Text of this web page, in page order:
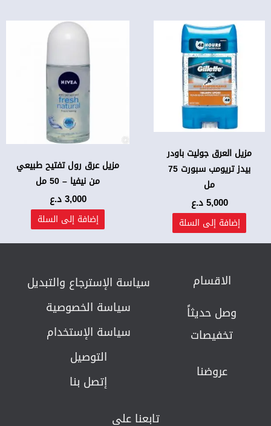
مزيل العرق جوليت باودر
بيدز تريومب سبورت 75
مل
5,000د.ع
إضافة إلى السلة
مزيل عرق رول تفتيح طبيعي
من نيفيا – 50 مل
3,000د.ع
إضافة إلى السلة
الاقسام
وصل حديثاً
تخفيصات
عروضنا
سياسة الإسترجاع والتبديل​
سياسة الخصوصية
سياسة الإستخدام
التوصيل
إتصل بنا
تابعنا على